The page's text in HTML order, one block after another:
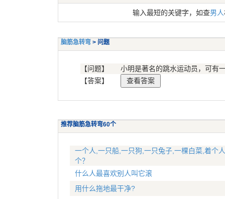
输入最短的关键字，如查男人
脑筋急转弯 > 问题
【问题】
小明是著名的跳水运动员，可有
【答案】
推荐脑筋急转弯60个
一个人,一只船,一只狗,一只兔子,一棵白菜,着个
个？
什么人最喜欢别人叫它滚
用什么拖地最干净?